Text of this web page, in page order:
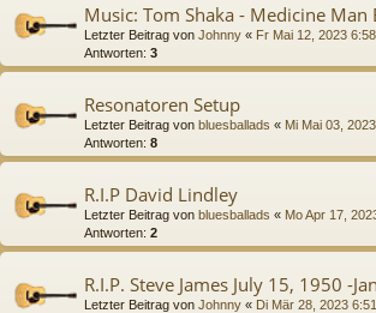
Music: Tom Shaka - Medicine Man
Letzter Beitrag von Johnny « Fr Mai 12, 2023
Antworten: 3
Resonatoren Setup
Letzter Beitrag von bluesballads « Mi Mai 03,
Antworten: 8
R.I.P David Lindley
Letzter Beitrag von bluesballads « Mo Apr 17,
Antworten: 2
R.I.P. Steve James July 15, 1950 -
Letzter Beitrag von Johnny « Di Mär 28, 2023